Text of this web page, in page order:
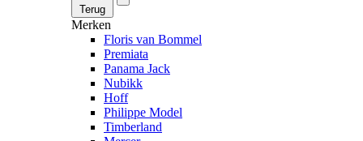
Terug
Merken
Floris van Bommel
Premiata
Panama Jack
Nubikk
Hoff
Philippe Model
Timberland